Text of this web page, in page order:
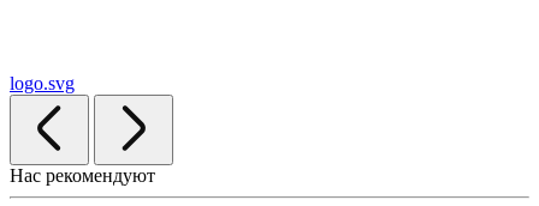
logo.svg
Нас рекомендуют